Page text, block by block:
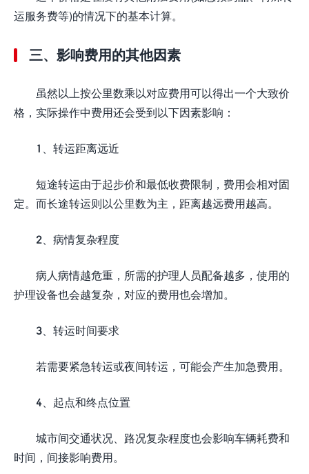
运服务费等)的情况下的基本计算。
三、影响费用的其他因素
虽然以上按公里数乘以对应费用可以得出一个大致价
格，实际操作中费用还会受到以下因素影响：
1、转运距离远近
短途转运由于起步价和最低收费限制，费用会相对固
定。而长途转运则以公里数为主，距离越远费用越高。
2、病情复杂程度
病人病情越危重，所需的护理人员配备越多，使用的
护理设备也会越复杂，对应的费用也会增加。
3、转运时间要求
若需要紧急转运或夜间转运，可能会产生加急费用。
4、起点和终点位置
城市间交通状况、路况复杂程度也会影响车辆耗费和
时间，间接影响费用。